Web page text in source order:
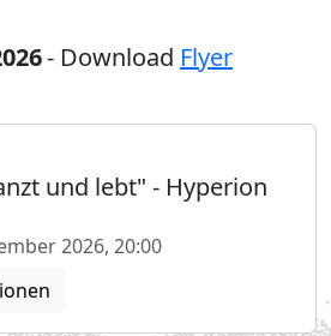
- Download Flyer
und lebt" - Hyperion
2026, 20:00